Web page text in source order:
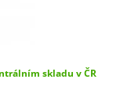
skladu v ČR